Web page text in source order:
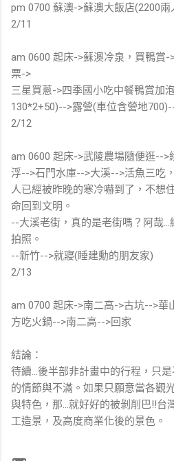
pm 0700 蘇澳->蘇澳大飯店(2200
2/11
am 0600 起床->蘇澳冷泉，買鴨賞-
票->
三星買蔥->四季國小吃中餐鴨賞加
130*2+50)-->露營(車位含營地
2/12
am 0600 起床->武陵農場隨便逛--
浮-->石門水庫-->大溪-->活魚三吃
人已經被昨晚的寒冷嚇到了，不想
命回到文明。
--大溪老街，真的是老街嗎？阿哉
拍照。
--新竹-->就寢(睡建勳的朋友家)
2/13
am 0700 起床->南二高->古坑-->華
方吃火鍋-->南二高-->回家
結論：
待續...後半部非計畫中的行程，只
的情節與不滿。如果只願意當各觀
與特色，那...就好好的被剝削巴!!台
工造景，及高度商業化後的景色。